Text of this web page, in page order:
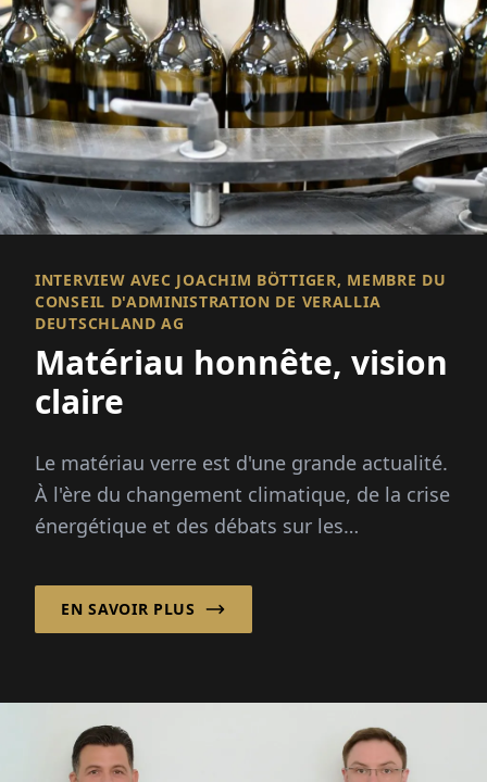
INTERVIEW AVEC JOACHIM BÖTTIGER, MEMBRE DU
CONSEIL D'ADMINISTRATION DE VERALLIA
DEUTSCHLAND AG
Matériau honnête, vision
claire
Le matériau verre est d'une grande actualité.
À l'ère du changement climatique, de la crise
énergétique et des débats sur les
projecteurs : infiniment recyclable...
EN SAVOIR PLUS